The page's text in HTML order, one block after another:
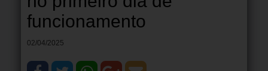
funcionamento
02/04/2025